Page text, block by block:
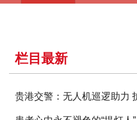
栏目最新
贵港交警：无人机巡逻助力